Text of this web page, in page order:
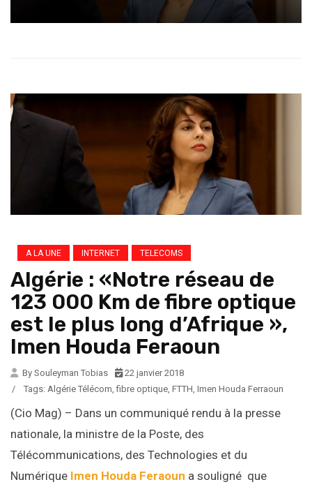
A LA UNE INTERNET TELECOMS
Algérie : «Notre réseau de
123 000 Km de fibre optique
est le plus long d’Afrique »,
Imen Houda Feraoun
By Souleyman Tobias
22 janvier 2018
/
Tags: Algérie Télécom,fibre optique, FTTH, Imen Houda Ferraoun
(Cio Mag) – Dans un communiqué rendu à la presse
nationale, la ministre de la Poste, des
Télécommunications, des Technologies et du
Numérique Imen Houda Feraoun a souligné que